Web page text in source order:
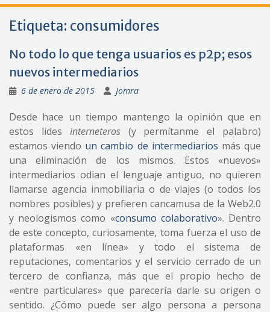
Etiqueta: consumidores
No todo lo que tenga usuarios es p2p; esos
nuevos intermediarios
6 de enero de 2015 Jomra
Desde hace un tiempo mantengo la opinión que en
estos lides interneteros(y permítanme el palabro)
estamos viendo un cambio de intermediarios más que
una eliminación de los mismos. Estos «nuevos»
intermediarios odian el lenguaje antiguo, no quieren
llamarse agencia inmobiliaria o de viajes (o todos los
nombres posibles) y prefieren cancamusa de la Web2.0
y neologismos como «consumo colaborativo». Dentro
de este concepto, curiosamente, toma fuerza el uso de
plataformas «en línea» y todo el sistema de
reputaciones, comentarios y el servicio cerrado de un
tercero de confianza, más que el propio hecho de
«entre particulares» que parecería darle su origen o
sentido. ¿Cómo puede ser algo persona a persona